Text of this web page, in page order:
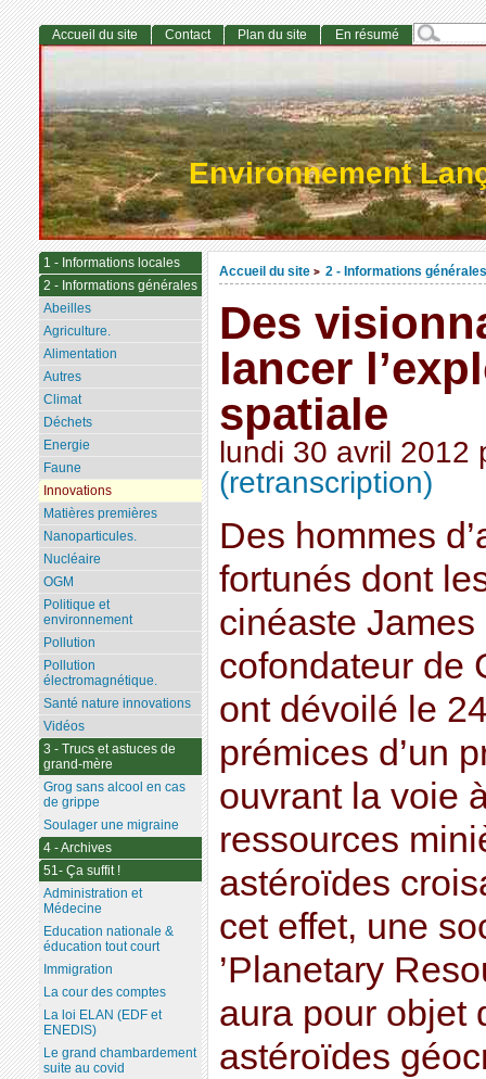
Environnement
Accueil du site > 2 - Informations générales
Des
lancer
spatiale
lundi 30 avril 2012
(retranscription)
Des hommes
fortunés dont
cinéaste
cofondateur de
ont dévoilé le
prémices d’un
ouvrant la voie
ressources
astéroïdes
cet effet, une
’Planetary
aura pour objet
astéroïdes
Accueil du site Contact Plan du site En résumé
1 - Informations locales
2 - Informations générales
Abeilles
Agriculture.
Alimentation
Autres
Climat
Déchets
Energie
Faune
Innovations
Matières premières
Nanoparticules.
Nucléaire
OGM
Politique et
environnement
Pollution
Pollution
électromagnétique.
Santé nature innovations
Vidéos
3 - Trucs et astuces de
grand-mère
Grog sans alcool en cas
de grippe
Soulager une migraine
4 - Archives
51- Ça suffit !
Administration et
Médecine
Education nationale &
éducation tout court
Immigration
La cour des comptes
La loi ELAN (EDF et
ENEDIS)
Le grand chambardement
suite au covid